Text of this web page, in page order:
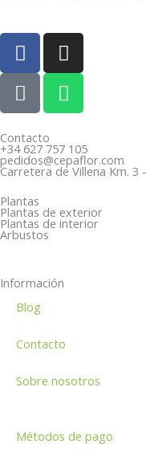
F
a
c
e
b
o
o
k
I
n
s
t
a
g
r
a
m
P
h
o
n
e
-
a
l
t
W
h
a
t
s
a
p
p
Contacto
+34 627 757 105
pedidos@cepaflor.com
Carretera de Villena Km. 3
Plantas
Plantas de exterior
Plantas de interior
Arbustos
Información
Blog
Contacto
Sobre nosotros
Métodos de pago